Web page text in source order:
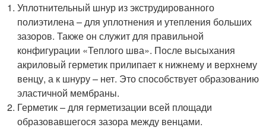
Уплотнительный шнур из экструдированного
полиэтилена – для уплотнения и утепления больших
зазоров. Также он служит для правильной
конфигурации «Теплого шва». После высыхания
акриловый герметик прилипает к нижнему и верхнему
венцу, а к шнуру – нет. Это способствует образованию
эластичной мембраны.
Герметик – для герметизации всей площади
образовавшегося зазора между венцами.